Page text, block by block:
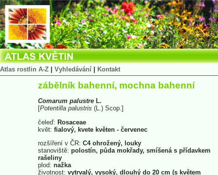
Atlas rostlin A-Z Vyhledávání Kontakt
zábělník bahenní, mochna bahenní
Comarum palustre L.
[Potentilla palustris (L.) Scop.]
čeleď: Rosaceae
květ: fialový, kvete květen - červenec
rozšíření v ČR: C4 ohrožený, louky
stanoviště: polostín, půda mokřady, smíšená s přídavkem
rašeliny
plod: nažka
životnost: vytrvalý, vysoký, dlouhý do 20 cm (s květem